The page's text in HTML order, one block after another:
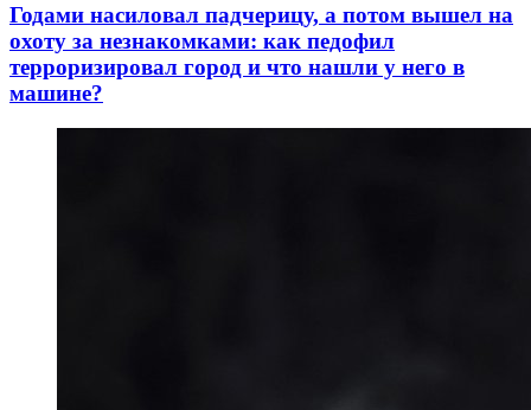
Годами насиловал падчерицу, а потом вышел на
охоту за незнакомками: как педофил
терроризировал город и что нашли у него в
машине?